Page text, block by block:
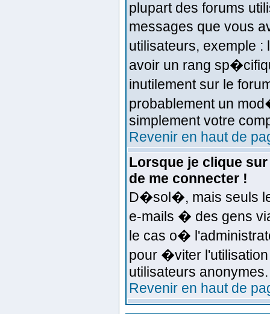
plupart des forums
messages que vous
utilisateurs, exemple
avoir un rang
inutilement sur le
probablement un
simplement votre
Revenir en haut de
Lorsque je clique
de me connecter !
D�sol�, mais seuls
e-mails � des gens
le cas o�
pour �viter
utilisateurs anonymes.
Revenir en haut de